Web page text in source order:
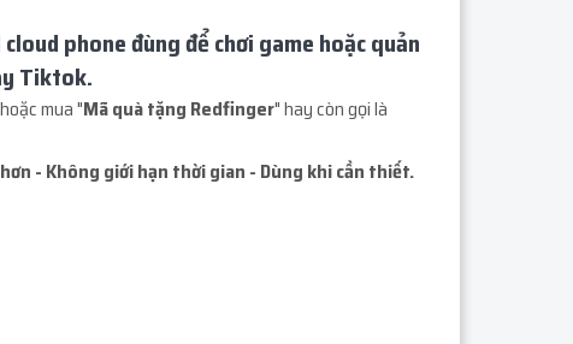
phone đùng để chơi game hoặc quản
Tiktok.
mua "Mã quà tặng Redfinger" hay còn gọi là
- Không giới hạn thời gian - Dùng khi cần thiết.